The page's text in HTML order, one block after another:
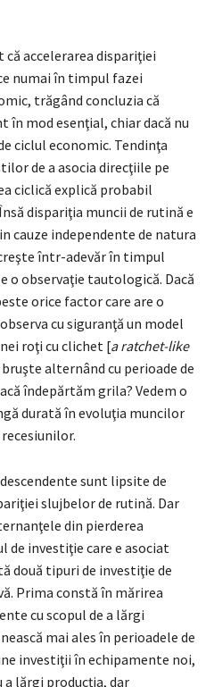
accelerarea dispariţiei
numai în timpul fazei
trăgând concluzia că
în mod esenţial, chiar dacă nu
ciclul economic. Tendinţa
de a asocia direcţiile pe
ciclică explică probabil
dispariţia muncii de rutină e
cauze independente de natura
într-adevăr în timpul
o observaţie tautologică. Dacă
orice factor care are o
cu siguranţă un model
roţi cu clichet [a ratchet-like
alternând cu perioade de
îndepărtăm grila? Vedem o
durată în evoluţia muncilor
sunt lipsite de
slujbelor de rutină. Dar
din pierderea
de investiţie care e asociat
două tipuri de investiţie de
Prima constă în mărirea
cu scopul de a lărgi
mai ales în perioadele de
investiţii în echipamente noi,
lărgi producţia, dar